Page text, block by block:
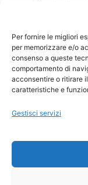
Per fornire le migliori
per memorizzare e/o
consenso a queste
comportamento di
acconsentire o ritirare
caratteristiche e
Gestisci servizi
Ora Esatta in
Ti Senti Strano
la Risonanza
Come Sapere
Copyright
Edizioni